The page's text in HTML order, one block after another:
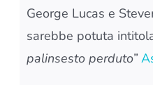
George Lucas e
sarebbe potuta
palinsesto perduto”